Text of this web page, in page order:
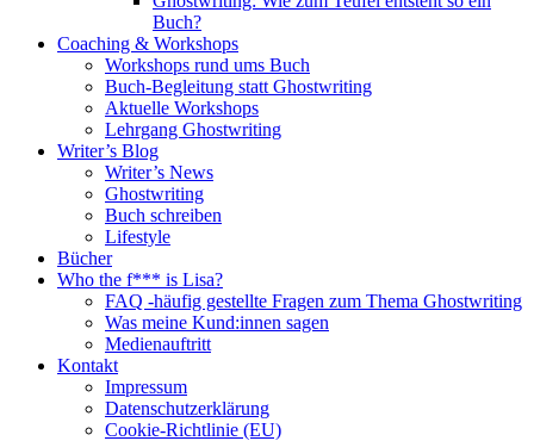
Buch?
Coaching & Workshops
Workshops rund ums Buch
Buch-Begleitung statt Ghostwriting
Aktuelle Workshops
Lehrgang Ghostwriting
Writer’s Blog
Writer’s News
Ghostwriting
Buch schreiben
Lifestyle
Bücher
Who the f*** is Lisa?
FAQ -häufig gestellte Fragen zum Thema Ghostwriting
Was meine Kund:innen sagen
Medienauftritt
Kontakt
Impressum
Datenschutzerklärung
Cookie-Richtlinie (EU)